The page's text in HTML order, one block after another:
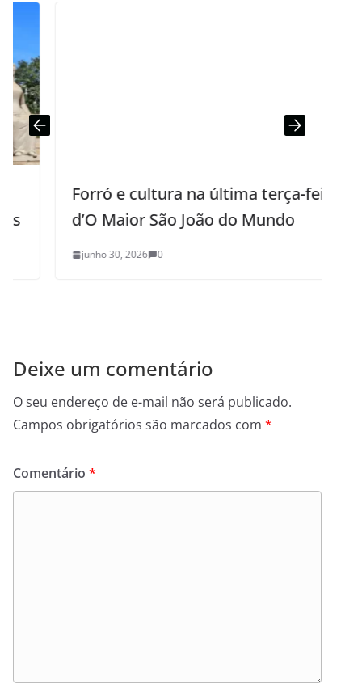
Forró e cultura na última terça-feira
d’O Maior São João do Mundo
junho 30, 2026 0
Deixe um comentário
O seu endereço de e-mail não será publicado.
Campos obrigatórios são marcados com *
Comentário *